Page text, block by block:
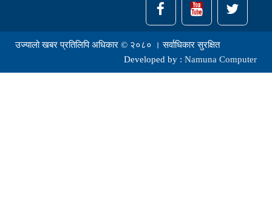
उज्यालो खबर प्रतिलिपि अधिकार © २०८० । सर्वाधिकार सुरक्षित
Developed by : Namuna Computer